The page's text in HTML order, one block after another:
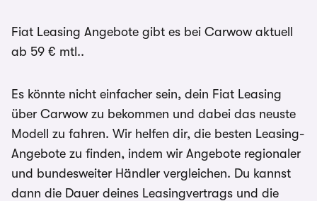
Fiat Leasing Angebote gibt es bei Carwow aktuell
ab 59 € mtl..
Es könnte nicht einfacher sein, dein Fiat Leasing
über Carwow zu bekommen und dabei das neuste
Modell zu fahren. Wir helfen dir, die besten Leasing-
Angebote zu finden, indem wir Angebote regionaler
und bundesweiter Händler vergleichen. Du kannst
dann die Dauer deines Leasingvertrags und die